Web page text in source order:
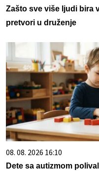
Zašto sve više ljudi bira
pretvori u druženje
08. 08. 2026 16:10
Dete sa autizmom